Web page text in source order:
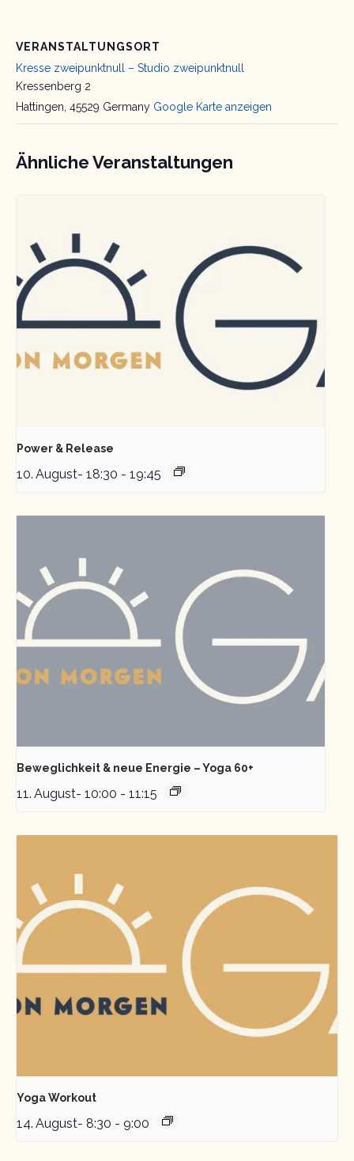
VERANSTALTUNGSORT
Kresse zweipunktnull – Studio zweipunktnull
Kressenberg 2
Hattingen, 45529 Germany Google Karte anzeigen
Ähnliche Veranstaltungen
Power & Release
10. August- 18:30 - 19:45
Beweglichkeit & neue Energie – Yoga 60+
11. August- 10:00 - 11:15
Yoga Workout
14. August- 8:30 - 9:00